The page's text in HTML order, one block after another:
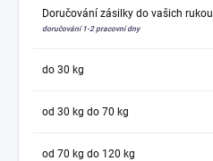
Doručování zásilky do vašich rukou
doručování 1-2 pracovní dny
do 30 kg
od 30 kg do 70 kg
od 70 kg do 120 kg